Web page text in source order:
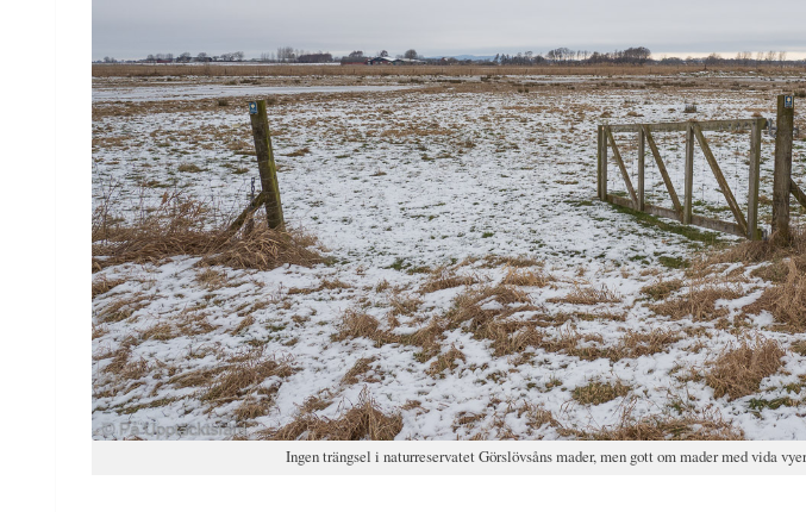
Ingen trängsel i naturreservatet Görslövsåns mader, men gott om mader med vida